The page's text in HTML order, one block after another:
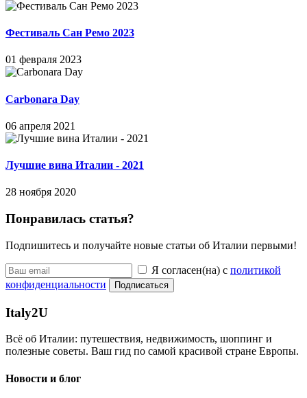
Фестиваль Сан Ремо 2023
01 февраля 2023
Carbonara Day
06 апреля 2021
Лучшие вина Италии - 2021
28 ноября 2020
Понравилась статья?
Подпишитесь и получайте новые статьи об Италии первыми!
Я согласен(на) с политикой
конфиденциальности
Подписаться
Italy2U
Всё об Италии: путешествия, недвижимость, шоппинг и
полезные советы. Ваш гид по самой красивой стране Европы.
Новости и блог